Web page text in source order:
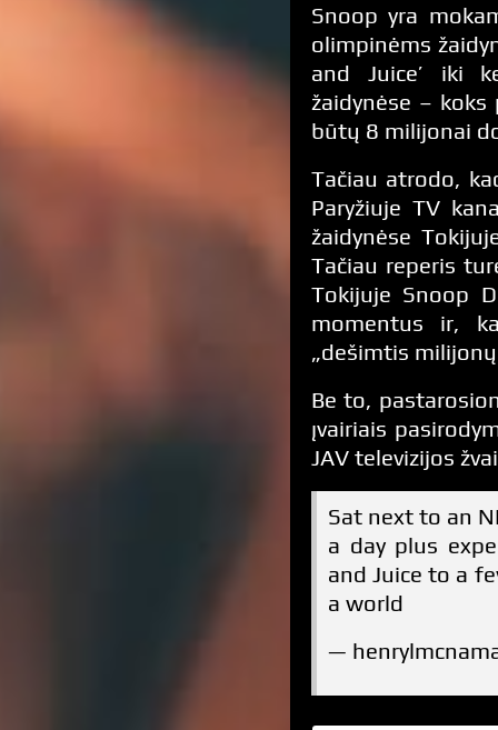
Snoop yra
olimpinėms
and Juice’ iki
žaidynėse –
būtų 8 milijonai
Tačiau atrodo,
Paryžiuje TV
žaidynėse
Tačiau reperis
Tokijuje Snoop
momentus ir,
„dešimtis
Be to,
įvairiais
JAV televizijos
Sat next to an
a day plus
and Juice to a
a world
—